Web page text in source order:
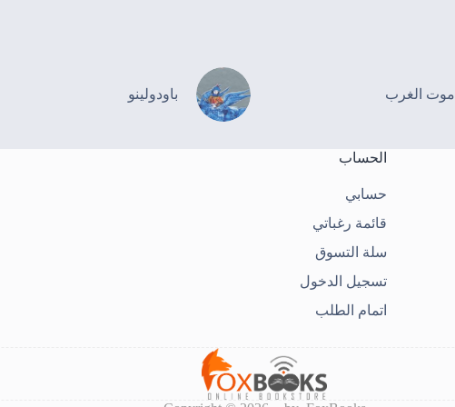
موت الغرب باودولينو
الحساب
حسابي
قائمة رغباتي
سلة التسوق
تسجيل الدخول
اتمام الطلب